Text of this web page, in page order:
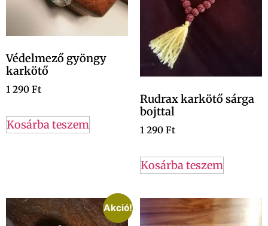
Védelmező gyöngy
karkötő
1 290 Ft
Kosárba teszem
Rudrax karkötő sárga
bojttal
1 290 Ft
Kosárba teszem
Akció!